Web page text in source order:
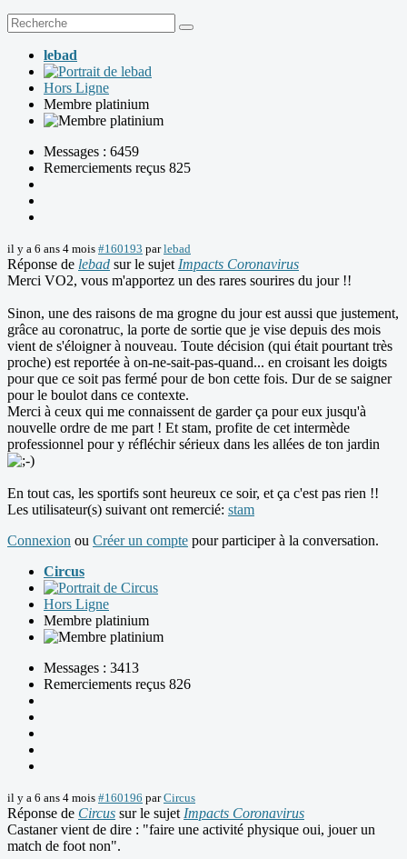
lebad
Hors Ligne
Membre platinium
Messages : 6459
Remerciements reçus 825
il y a 6 ans 4 mois #160193 parlebad
Réponse de lebad sur le sujet Impacts Coronavirus
Merci VO2, vous m'apportez un des rares sourires du jour !!
Sinon, une des raisons de ma grogne du jour est aussi que justement,
grâce au coronatruc, la porte de sortie que je vise depuis des mois
vient de s'éloigner à nouveau. Toute décision (qui était pourtant très
proche) est reportée à on-ne-sait-pas-quand... en croisant les doigts
pour que ce soit pas fermé pour de bon cette fois. Dur de se saigner
pour le boulot dans ce contexte.
Merci à ceux qui me connaissent de garder ça pour eux jusqu'à
nouvelle ordre de me part ! Et stam, profite de cet intermède
professionnel pour y réfléchir sérieux dans les allées de ton jardin
En tout cas, les sportifs sont heureux ce soir, et ça c'est pas rien !!
Les utilisateur(s) suivant ont remercié: stam
Connexion ou Créer un compte pour participer à la conversation.
Circus
Hors Ligne
Membre platinium
Messages : 3413
Remerciements reçus 826
il y a 6 ans 4 mois #160196 parCircus
Réponse de Circus sur le sujet Impacts Coronavirus
Castaner vient de dire : "faire une activité physique oui, jouer un
match de foot non".